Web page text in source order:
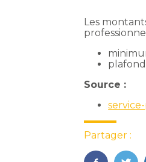
Les
Source :
Partager :